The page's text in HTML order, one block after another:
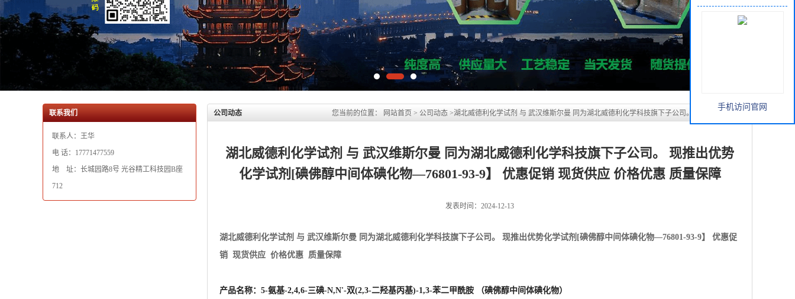
联系我们
联系人：王华
电 话：17771477559
地 址：长城园路8号 光谷精工科技园B座
公司动态 您当前的位置： 网站首页 >湖北威德利化学试剂 与 武汉维斯尔曼 同为湖北威德利化学科技旗下子公司。 现推出优势化学
试剂[碘佛醇中间体碘化物—76801-93-9】 优惠促销 现货供应 价格优惠 质量保障
湖北威德利化学试剂 与 武汉维斯尔曼 同为湖北威德利化学科技旗下子公司。 现推出优势
化学试剂[碘佛醇中间体碘化物—76801-93-9】 优惠促销 现货供应 价格优惠 质量保障
销 现货供应 价格优惠 质量保障
英文名称： 5-Amino-N,N'-bis(2,3-dihydroxypropyl)-2,4,6-triiodo-1,3-benzenedicarboxamide
分子量：705.02
CAS No.：76801-93-9
质量标准：企标
手机访问官网